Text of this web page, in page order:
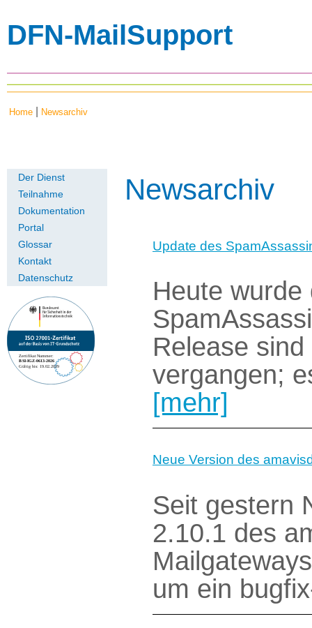
DFN-MailSupport
Home Newsarchiv
Der Dienst
Teilnahme
Dokumentation
Portal
Glossar
Kontakt
Datenschutz
Newsarchiv
Update des
Heute
Release
vergangen;
[mehr]
Neue Version des
Seit gestern
2.10.1 des
um ein